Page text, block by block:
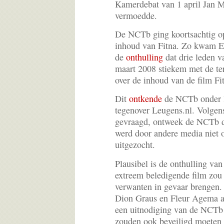
Kamerdebat van 1 april Jan
vermoedde.
De NCTb ging koortsachtig
inhoud van Fitna. Zo kwam
de onthulling dat drie leden
maart 2008 stiekem met de
over de inhoud van de film
Dit ontkende de NCTb
tegenover Leugens.nl.
gevraagd, ontweek de
werd door andere media niet
uitgezocht.
Plausibel is de onthulling
extreem beledigende film
verwanten in gevaar
Dion Graus en Fleur Agema
een uitnodiging van de
zouden ook beveiligd